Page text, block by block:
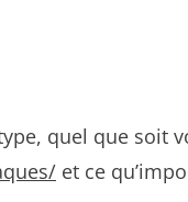
quel que soit
et ce